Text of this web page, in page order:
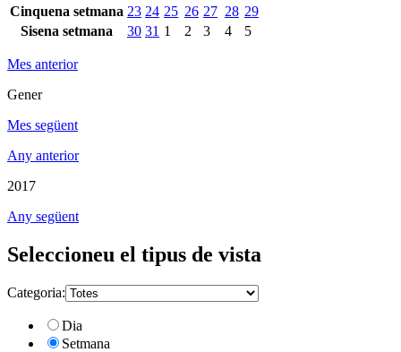
Cinquena setmana 23 24 25 26 27 28 29
Sisena setmana
30 31 1 2 3 4 5
Mes anterior
Gener
Mes següent
Any anterior
2017
Any següent
Seleccioneu el tipus de vista
Categoria:
Dia
Setmana